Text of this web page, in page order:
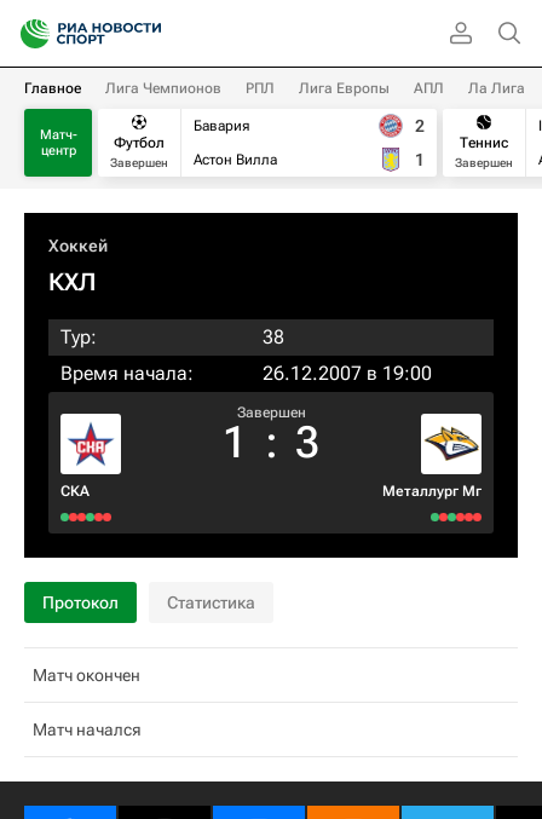
Главное Лига Чемпионов РПЛ Лига Европы АПЛ Ла Лига
Матч-
центр
Футбол
Завершен
Бавария
Астон Вилла
2
1
Теннис
Завершен
Хоккей
КХЛ
Тур:
38
Время начала:
26.12.2007 в 19:00
СКА
Завершен
1 : 3
Металлург Мг
Протокол Статистика
Матч окончен
Матч начался